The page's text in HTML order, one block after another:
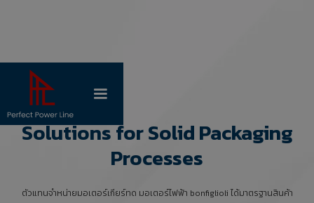
Solutions for Solid Packaging
Processes
ตัวแทนจำหน่ายมอเตอร์เกียร์ทด มอเตอร์ไฟฟ้า bonfiglioli ได้มาตรฐานสินค้า